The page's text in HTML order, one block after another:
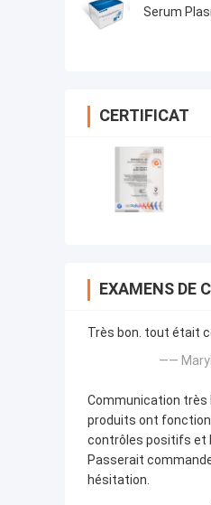
Serum
CERTIFICAT
EXAMENS DE
Très bon. tout était
——
Communication très
produits ont
contrôles positifs et
Passerait
hésitation.